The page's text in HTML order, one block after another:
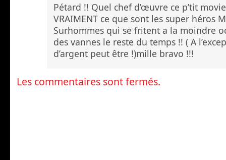
Pétard !! Quel chef d’œuvre ce p’tit
VRAIMENT ce que sont les super héros
Surhommes qui se fritent a la moindre
des vannes le reste du temps !! ( A
d’argent peut être !)mille bravo !!!
Les commentaires sont fermés.